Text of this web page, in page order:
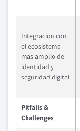
Integracion con
el ecosistema
mas amplio de
identidad y
seguridad digital
Pitfalls &
Challenges